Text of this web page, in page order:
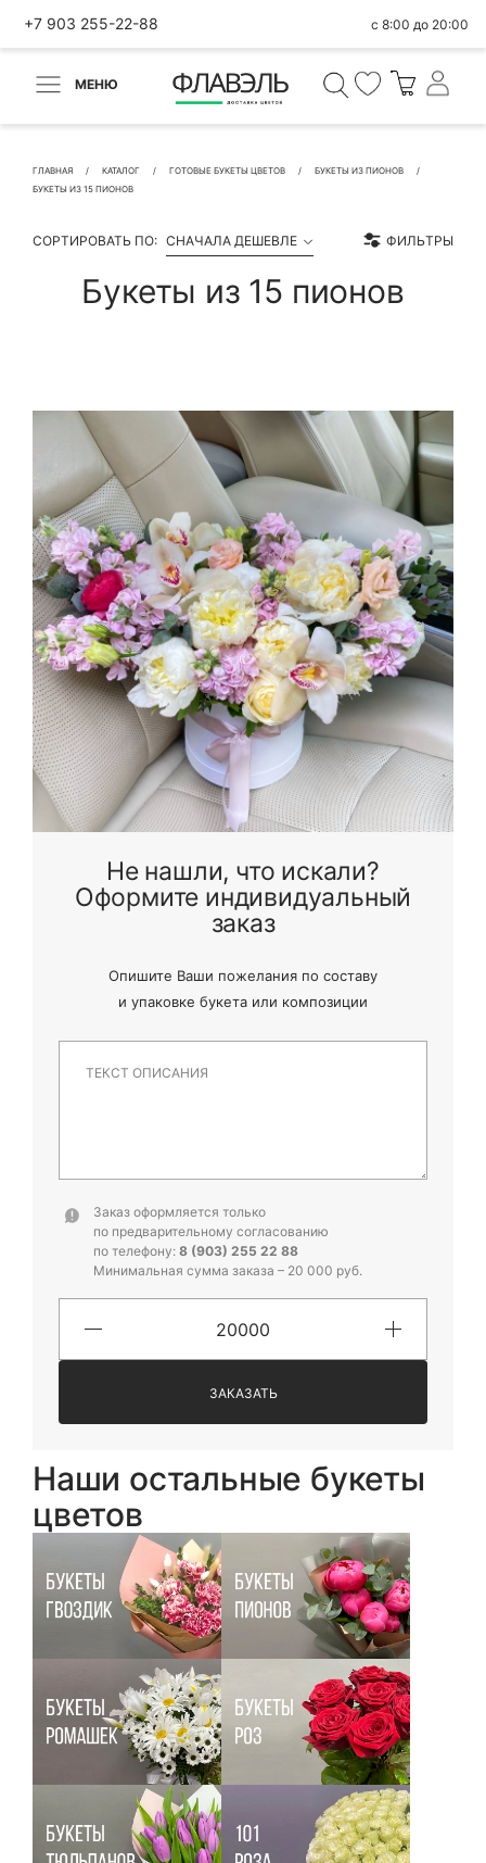
+7 903 255-22-88 с 8:00 до 20:00
МЕНЮ
ГЛАВНАЯ КАТАЛОГ ГОТОВЫЕ БУКЕТЫ ЦВЕТОВ
БУКЕТЫ ИЗ ПИОНОВ
БУКЕТЫ ИЗ 15 ПИОНОВ
СОРТИРОВАТЬ ПО: СНАЧАЛА ДЕШЕВЛЕ ФИЛЬТРЫ
Букеты из 15 пионов
Не нашли, что искали?
Оформите индивидуальный
заказ
Опишите Ваши пожелания по составу
и упаковке букета или композиции
Заказ оформляется только
по предварительному согласованию
по телефону: 8 (903) 255 22 88
Минимальная сумма заказа – 20 000 руб.
ЗАКАЗАТЬ
Наши остальные букеты
цветов
ВЕРНУТЬСЯ
Быстрая покупка
КОНТАКТНЫЕ ДАННЫЕ
БЫСТРАЯ ПОКУПКА
Я принимаю Политику конфиденциальности и
Правила использования сайта ФЛАВЭЛЬ. Мы не
продаем ваши данные и храним их в безопасности